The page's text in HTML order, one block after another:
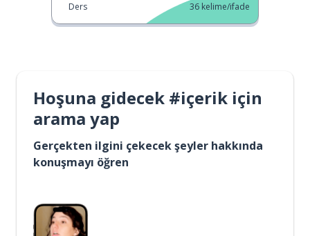
Ders 36 kelime/ifade
Hoşuna gidecek #içerik için
arama yap
Gerçekten ilgini çekecek şeyler hakkında
konuşmayı öğren